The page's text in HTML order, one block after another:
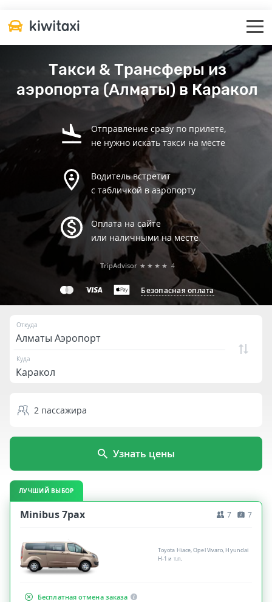
Такси & Трансферы из
аэропорта (Алматы) в Каракол
Отправление сразу по прилете,
не нужно искать такси на месте
Водитель встретит
с табличкой в аэропорту
Оплата на сайте
или наличными на месте
Безопасная оплата
TripAdvisor ★★★★ 4
Откуда
Куда
2 пассажира
Узнать цены
ЛУЧШИЙ ВЫБОР
Minibus 7pax 7 7
Toyota Hiace, Opel Vivaro, Hyundai
H-1 и т.п.
Бесплатная отмена заказа